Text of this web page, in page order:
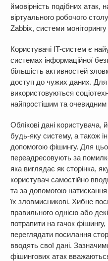
ймовірність подібних атак,
віртуального робочого
Zabbix, системи
Користувачі IT-систем є
системах інформаційної
більшість активностей
доступ до чужих даних. Для
використовуються
найпростішим та очевидним
Облікові дані користувача,
будь-яку систему, а також
допомогою фішингу. Для
переадресовують за
яка виглядає як сторінка,
користувач самостійно
та за допомогою
їх зловмисникові. Хибне
правильного однією або
потрапити на гачок
переглядати посилання
вводять свої дані.
фішингових атак